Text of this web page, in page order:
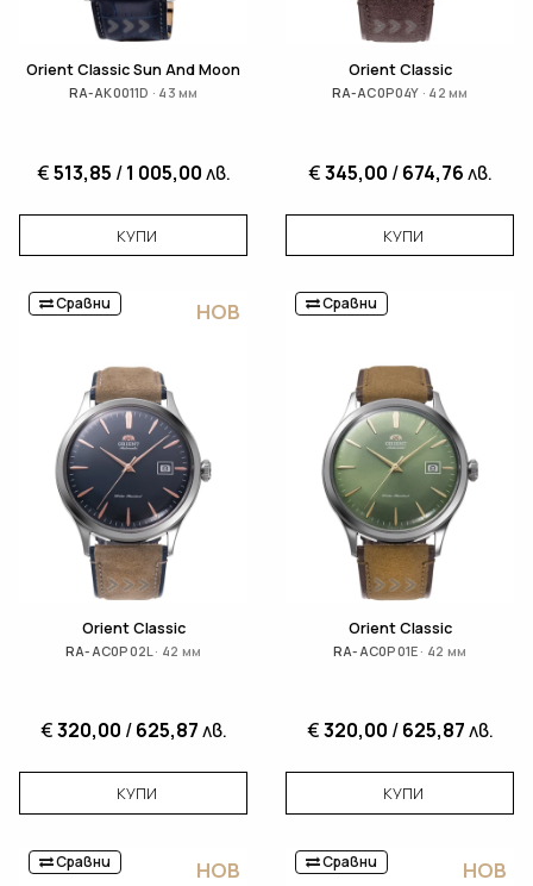
Orient Classic Sun And Moon
RA-AK0011D · 43 мм
€513,85 /1 005,00лв.
КУПИ
Orient Classic
RA-AC0P04Y · 42 мм
€345,00 /674,76лв.
КУПИ
Сравни НОВ
Orient Classic
RA-AC0P02L · 42 мм
€320,00 /625,87лв.
КУПИ
Сравни
Orient Classic
RA-AC0P01E · 42 мм
€320,00 /625,87лв.
КУПИ
Сравни НОВ Сравни НОВ